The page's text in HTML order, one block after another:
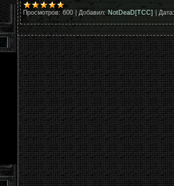
Просмотров: 600 Добавил: NotDeaD[TCC] Дата: